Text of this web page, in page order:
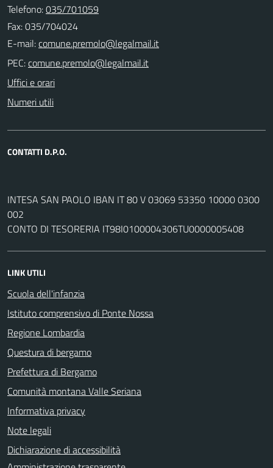
Telefono:035/701059
Fax: 035/704024
E-mail:
PEC:
Uffici e orari
Numeri utili
CONTATTI D.P.O.
INTESA SAN PAOLO IBAN IT 80 V 03069 53350 10000 0300
002
CONTO DI TESORERIA IT98I0100004306TU0000005408
LINK UTILI
Scuola dell'infanzia
Istituto comprensivo di Ponte Nossa
Regione Lombardia
Questura di bergamo
Prefettura di Bergamo
Comunità montana Valle Seriana
Informativa privacy
Note legali
Dichiarazione di accessibilità